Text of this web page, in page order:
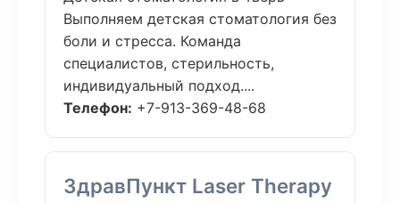
Выполняем детская стоматология без
боли и стресса. Команда
специалистов, стерильность,
индивидуальный подход....
Телефон: +7-913-369-48-68
ЗдравПункт Laser Therapy